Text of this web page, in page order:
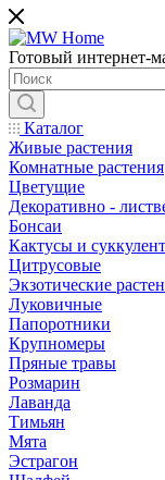
Готовый интернет-
Каталог
Живые растения
Комнатные растения
Цветущие
Декоративно -
Бонсаи
Кактусы и
Цитрусовые
Экзотические
Луковичные
Папоротники
Крупномеры
Пряные травы
Розмарин
Лаванда
Тимьян
Мята
Эстрагон